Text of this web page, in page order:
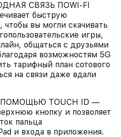
СВЯЗЬ ПОWI-FI
быструю
чтобы вы могли скачивать
игры,
общаться с друзьями
возможностям 5G
тарифный план сотового
на связи даже вдали
TOUCH ID —
кнопку и позволяет
пальца
и входа в приложения.